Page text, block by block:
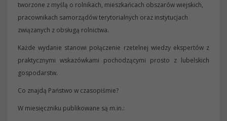
tworzone z myślą o rolnikach, mieszkańcach obszarów wiejskich,
pracownikach samorządów terytorialnych oraz instytucjach
związanych z obsługą rolnictwa.
Każde wydanie stanowi połączenie rzetelnej wiedzy ekspertów z
praktycznymi wskazówkami pochodzącymi prosto z lubelskich
gospodarstw.
Co znajdą Państwo w czasopiśmie?
W miesięczniku publikowane są m.in.: